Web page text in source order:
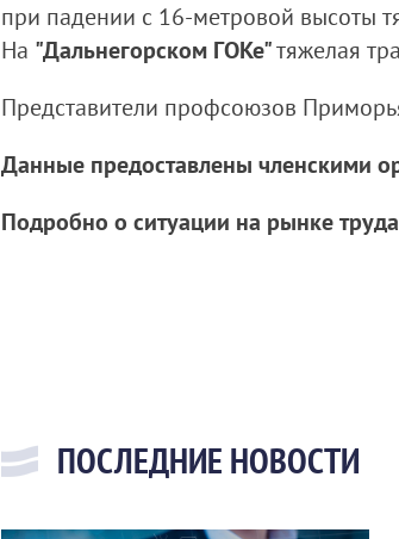
при падении с 16-метровой высоты
На "Дальнегорском ГОКе"тяжелая
Представители профсоюзов
Данные предоставлены членскими
Подробно о ситуации на рынке
ПОСЛЕДНИЕ НОВОСТИ